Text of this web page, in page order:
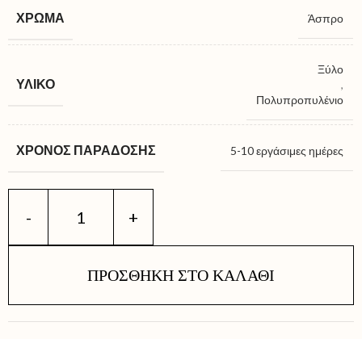
ΧΡΏΜΑ Άσπρο
ΥΛΙΚΌ
Ξύλο
,
Πολυπροπυλένιο
ΧΡΌΝΟΣ ΠΑΡΆΔΟΣΗΣ 5-10 εργάσιμες ημέρες
ΠΡΟΣΘΉΚΗ ΣΤΟ ΚΑΛΆΘΙ